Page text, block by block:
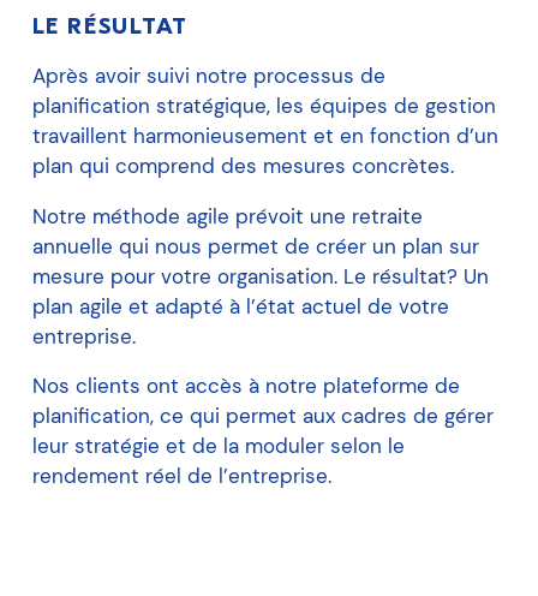
LE RÉSULTAT
Après avoir suivi notre processus de
planification stratégique, les équipes de gestion
travaillent harmonieusement et en fonction d’un
plan qui comprend des mesures concrètes.
Notre méthode agile prévoit une retraite
annuelle qui nous permet de créer un plan sur
mesure pour votre organisation. Le résultat? Un
plan agile et adapté à l’état actuel de votre
entreprise.
Nos clients ont accès à notre plateforme de
planification, ce qui permet aux cadres de gérer
leur stratégie et de la moduler selon le
rendement réel de l’entreprise.